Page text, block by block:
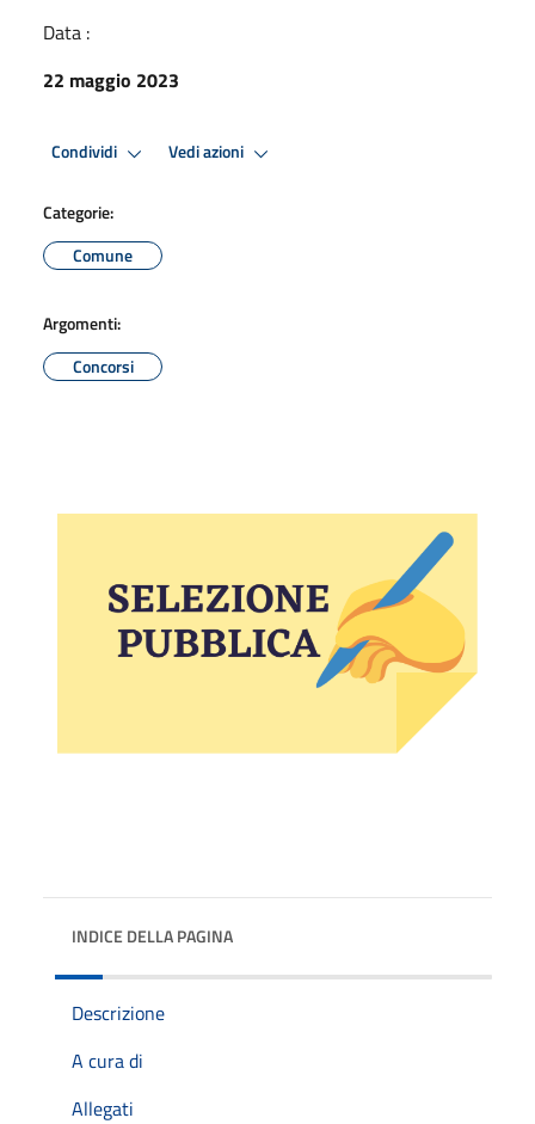
Data :
22 maggio 2023
Condividi Vedi azioni
Categorie:
Comune
Argomenti:
Concorsi
INDICE DELLA PAGINA
Descrizione
A cura di
Allegati